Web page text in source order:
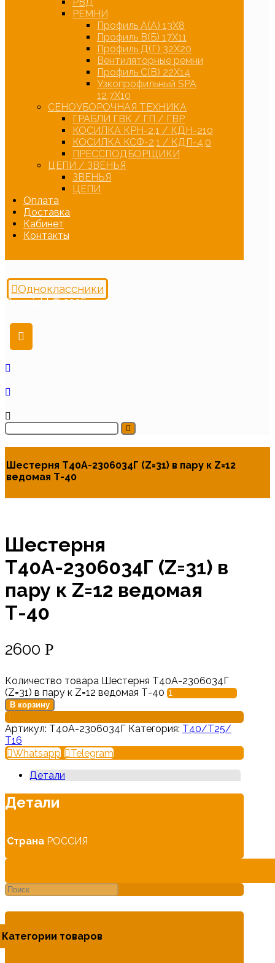
РЕМНИ
Профиль А(А) 13Х8
Профиль В(Б) 17Х11
Профиль Д(Г) 32Х20
Вентиляторные ремни
Профиль С(В) 22Х14
Узкопрофильный SPA
12,7Х10
СЕНОУБОРОЧНАЯ ТЕХНИКА
ГРАБЛИ ГВК / ГП / ГВР
КОСИЛКА КРН-2,1 / КДН-210
КОСИЛКА КСФ-2,1 / КДП-4,0
ПРЕССПОДБОРЩИКИ
ЦЕПИ / ЗВЕНЬЯ
ЗВЕНЬЯ
ЦЕПИ
Оплата
Доставка
Кабинет
Контакты
Одноклассники
Copyright © 2026
Шестерня Т40А-2306034Г (Z=31) в пару к Z=12
ведомая Т-40
Шестерня
Т40А-2306034Г (Z=31) в
пару к Z=12 ведомая
Т-40
2600 Р
Количество товара Шестерня Т40А-2306034Г
(Z=31) в пару к Z=12 ведомая Т-40
В корзину
Артикул: Т40А-2306034Г Категория: Т40/Т25/
Т16
Whatsapp
Telegram
Детали
Детали
Страна РОССИЯ
Категории товаров